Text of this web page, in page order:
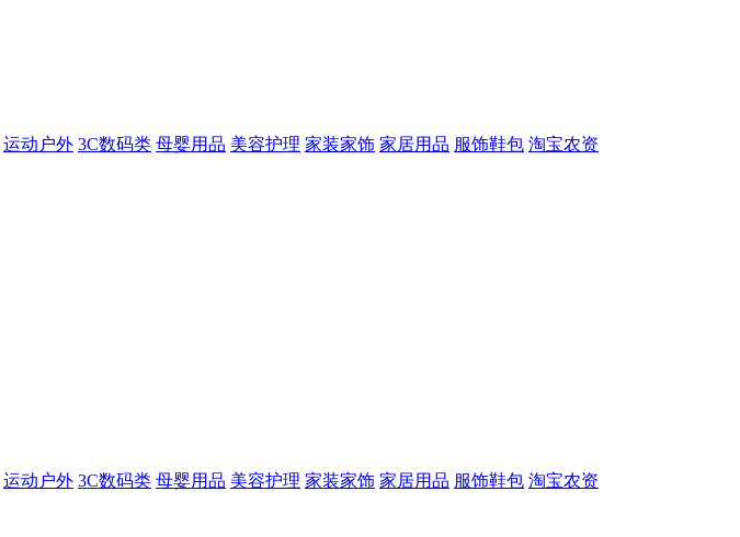
运动户外 3C数码类 母婴用品 美容护理 家装家饰 家居用品 服饰鞋包 淘宝农资
运动户外 3C数码类 母婴用品 美容护理 家装家饰 家居用品 服饰鞋包 淘宝农资